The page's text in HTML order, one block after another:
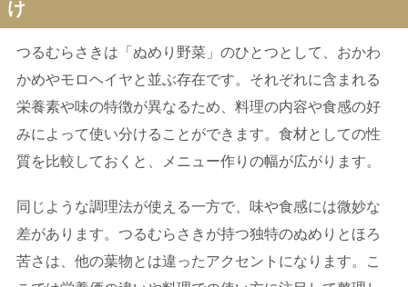
け
つるむらさきは「ぬめり野菜」のひとつとして、おかわ
かめやモロヘイヤと並ぶ存在です。それぞれに含まれる
栄養素や味の特徴が異なるため、料理の内容や食感の好
みによって使い分けることができます。食材としての性
質を比較しておくと、メニュー作りの幅が広がります。
同じような調理法が使える一方で、味や食感には微妙な
差があります。つるむらさきが持つ独特のぬめりとほろ
苦さは、他の葉物とは違ったアクセントになります。こ